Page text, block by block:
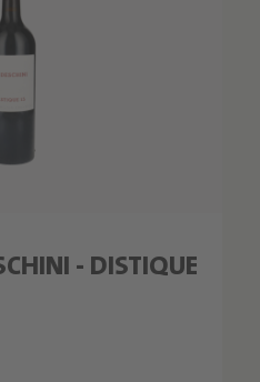
- DISTIQUE